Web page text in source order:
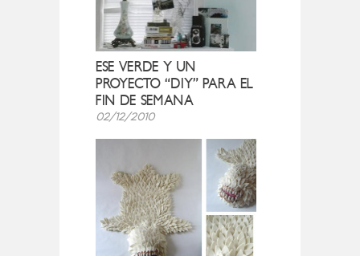
ESE VERDE Y UN
PROYECTO “DIY” PARA EL
FIN DE SEMANA
02/12/2010